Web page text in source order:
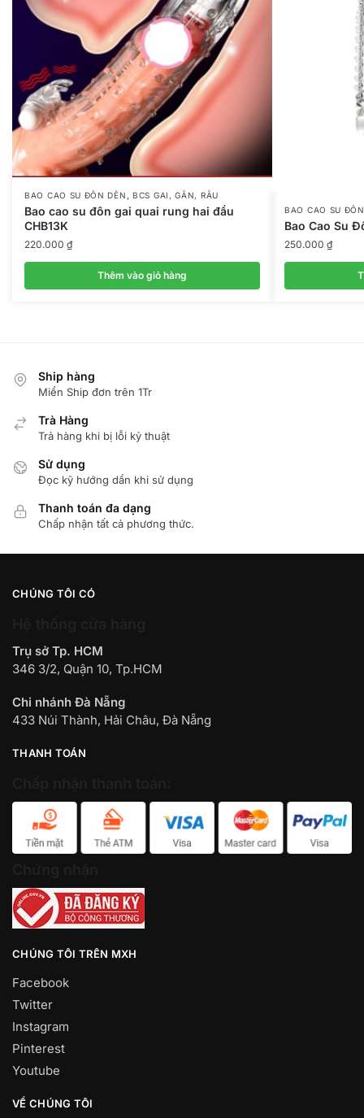
BAO CAO SU ĐÔN DÊN ,BCS GAI, GÂN, RÂU
Bao cao su đôn gai quai rung hai đầu
CHB13K
220.000 ₫
Thêm vào giỏ hàng
BAO CAO SU
Bao Cao Su
250.000 ₫
Ship hàng
Miển Ship đơn trên 1Tr
Trà Hàng
Trả hàng khi bị lỗi kỷ thuật
Sử dụng
Đọc kỹ hướng dẩn khi sử dụng
Thanh toán đa dạng
Chấp nhận tất cả phương thức.
CHÚNG TÔI CÓ
Trụ sở Tp. HCM
346 3/2, Quận 10, Tp.HCM
Chi nhánh Đà Nẵng
433 Núi Thành, Hải Châu, Đà Nẵng
THANH TOÁN
CHÚNG TÔI TRÊN MXH
Facebook
Twitter
Instagram
Pinterest
Youtube
VỀ CHÚNG TÔI